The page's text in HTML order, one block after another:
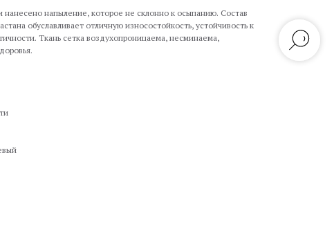
нанесено напыление, которое не склонно к осыпанию. Состав
обуславливает отличную износостойкость, устойчивость к
Ткань сетка воздухопроницаема, несминаема,